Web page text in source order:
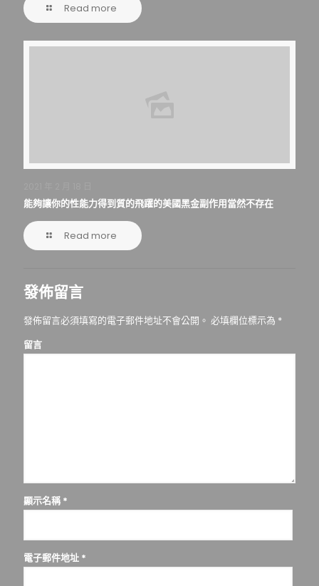
Read more
能夠讓你的性能力得到質的飛躍的美國黑金副作用當然不存在
Read more
發佈留言
發佈留言必須填寫的電子郵件地址不會公開。 必填欄位標示為 *
留言
顯示名稱 *
電子郵件地址 *